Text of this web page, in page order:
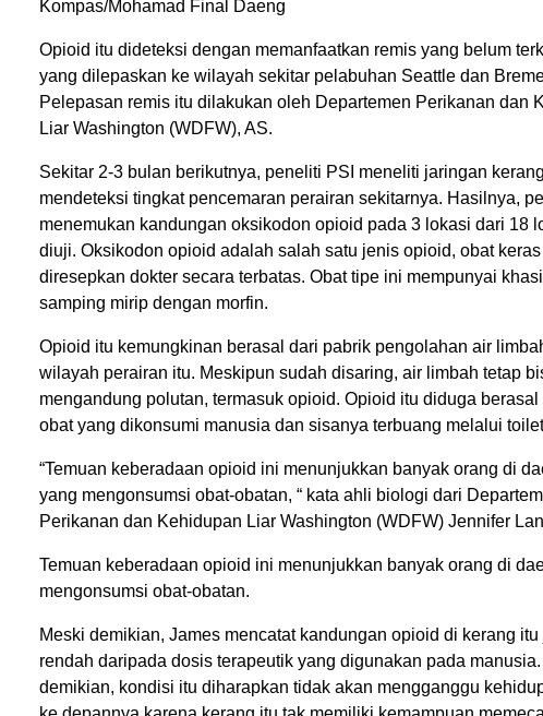
Kompas/Mohamad Final Daeng
Opioid itu dideteksi dengan memanfaatkan remis yang belum
yang dilepaskan ke wilayah sekitar pelabuhan Seattle dan
Pelepasan remis itu dilakukan oleh Departemen Perikanan dan
Liar Washington (WDFW), AS.
Sekitar 2-3 bulan berikutnya, peneliti PSI meneliti jaringan
mendeteksi tingkat pencemaran perairan sekitarnya. Hasilnya,
menemukan kandungan oksikodon opioid pada 3 lokasi dari 18
diuji. Oksikodon opioid adalah salah satu jenis opioid, obat
diresepkan dokter secara terbatas. Obat tipe ini mempunyai
samping mirip dengan morfin.
Opioid itu kemungkinan berasal dari pabrik pengolahan air
wilayah perairan itu. Meskipun sudah disaring, air limbah tetap
mengandung polutan, termasuk opioid. Opioid itu diduga
obat yang dikonsumi manusia dan sisanya terbuang melalui
“Temuan keberadaan opioid ini menunjukkan banyak orang di
yang mengonsumsi obat-obatan, “ kata ahli biologi dari
Perikanan dan Kehidupan Liar Washington (WDFW) Jennifer
Temuan keberadaan opioid ini menunjukkan banyak orang di
mengonsumsi obat-obatan.
Meski demikian, James mencatat kandungan opioid di kerang
rendah daripada dosis terapeutik yang digunakan pada
demikian, kondisi itu diharapkan tidak akan mengganggu